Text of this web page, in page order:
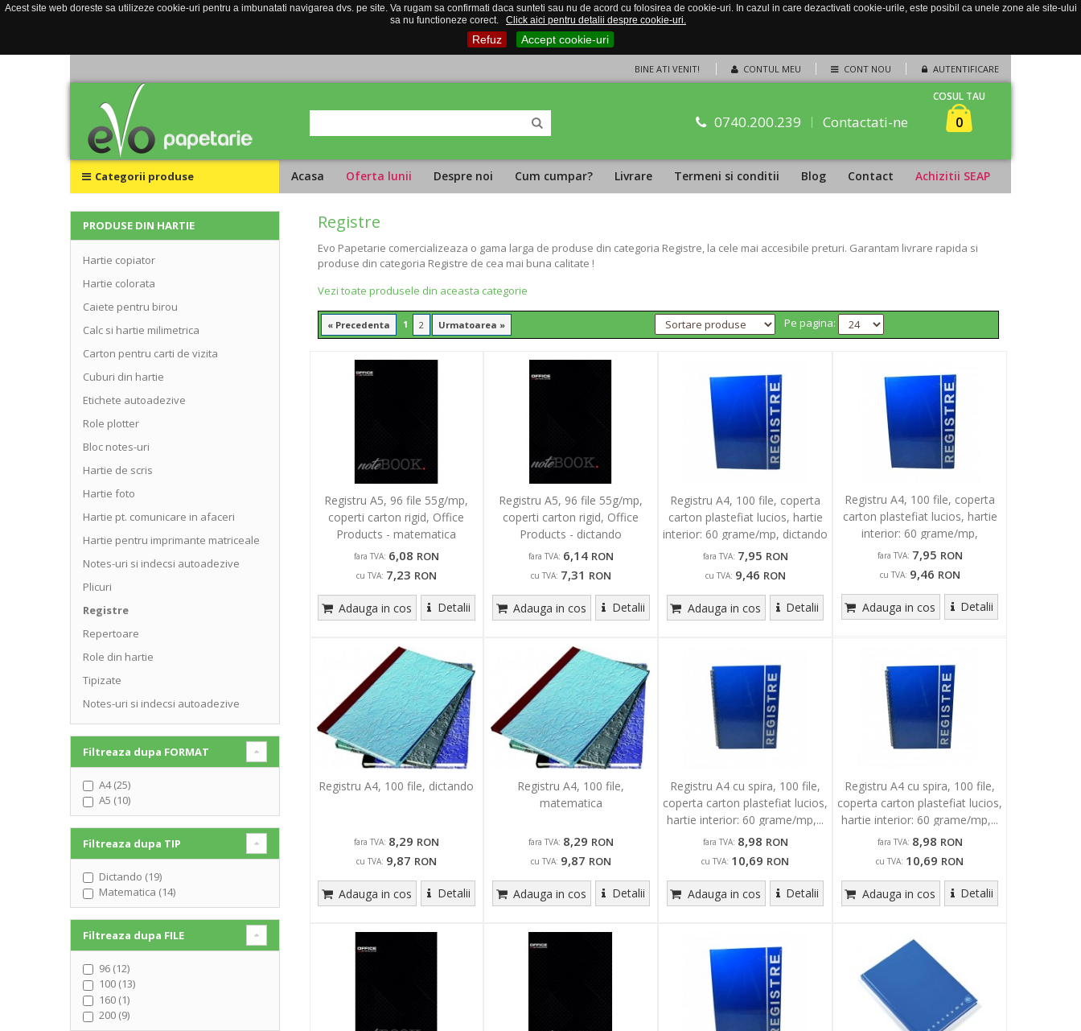
Acest site web doreste sa utilizeze cookie-uri pentru a imbunatati navigarea dvs. pe site. Va rugam sa confirmati daca sunteti sau nu de acord cu folosirea de cookie-uri. In cazul in care dezactivati cookie-urile, este posibil ca unele zone ale site-ului
sa nu functioneze corect.
Click aici pentru detalii despre cookie-uri.
Refuz Accept cookie-uri
CONTUL MEU CONT NOU AUTENTIFICARE
BINE ATI VENIT!
0740.200.239 Contactati-ne
COSUL TAU
0
Categorii produse Acasa Oferta lunii Despre noi Cum cumpar? Livrare Termeni si conditii Blog Contact Achizitii SEAP
Registre
Evo Papetarie comercializeaza o gama larga de produse din categoria Registre, la cele mai accesibile preturi. Garantam livrare rapida si
produse din categoria Registre de cea mai buna calitate !
Vezi toate produsele din aceasta categorie
« Precedenta 1 2 Urmatoarea » Pe pagina:
Registru A5, 96 file 55g/mp,
coperti carton rigid, Office
Products - matematica
fara TVA: 6,08 RON
cu TVA: 7,23 RON
Adauga in cos Detalii
Registru A5, 96 file 55g/mp,
coperti carton rigid, Office
Products - dictando
fara TVA: 6,14 RON
cu TVA: 7,31 RON
Adauga in cos Detalii
Registru A4, 100 file, coperta
carton plastefiat lucios, hartie
interior: 60 grame/mp, dictando
fara TVA: 7,95 RON
cu TVA: 9,46 RON
Adauga in cos Detalii
Registru A4, 100 file, coperta
carton plastefiat lucios, hartie
interior: 60 grame/mp,
matematica
fara TVA: 7,95 RON
cu TVA: 9,46 RON
Adauga in cos Detalii
Registru A4, 100 file, dictando
fara TVA: 8,29 RON
cu TVA: 9,87 RON
Adauga in cos Detalii
Registru A4, 100 file,
matematica
fara TVA: 8,29 RON
cu TVA: 9,87 RON
Adauga in cos Detalii
Registru A4 cu spira, 100 file,
coperta carton plastefiat lucios,
hartie interior: 60 grame/mp,...
fara TVA: 8,98 RON
cu TVA: 10,69 RON
Adauga in cos Detalii
Registru A4 cu spira, 100 file,
coperta carton plastefiat lucios,
hartie interior: 60 grame/mp,...
fara TVA: 8,98 RON
cu TVA: 10,69 RON
Adauga in cos Detalii
PRODUSE DIN HARTIE
Hartie copiator
Hartie colorata
Caiete pentru birou
Calc si hartie milimetrica
Carton pentru carti de vizita
Cuburi din hartie
Etichete autoadezive
Role plotter
Bloc notes-uri
Hartie de scris
Hartie foto
Hartie pt. comunicare in afaceri
Hartie pentru imprimante matriceale
Notes-uri si indecsi autoadezive
Plicuri
Registre
Repertoare
Role din hartie
Tipizate
Notes-uri si indecsi autoadezive
Filtreaza dupa FORMAT
A4 (25)
A5 (10)
Filtreaza dupa TIP
Dictando (19)
Matematica (14)
Filtreaza dupa FILE
96 (12)
100 (13)
160 (1)
200 (9)